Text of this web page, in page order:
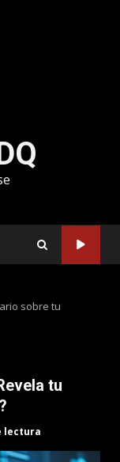
sobre tu
tu
lectura